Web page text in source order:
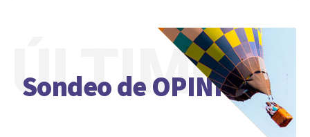
Sondeo de OPINIÓN
ÚLTIMO